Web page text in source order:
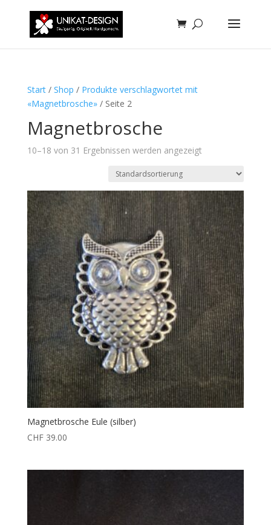
Start/ Shop / Produkte verschlagwortet mit
«Magnetbrosche»/ Seite 2
Magnetbrosche
10–18 von 31 Ergebnissen werden angezeigt
Magnetbrosche Eule (silber)
CHF39.00